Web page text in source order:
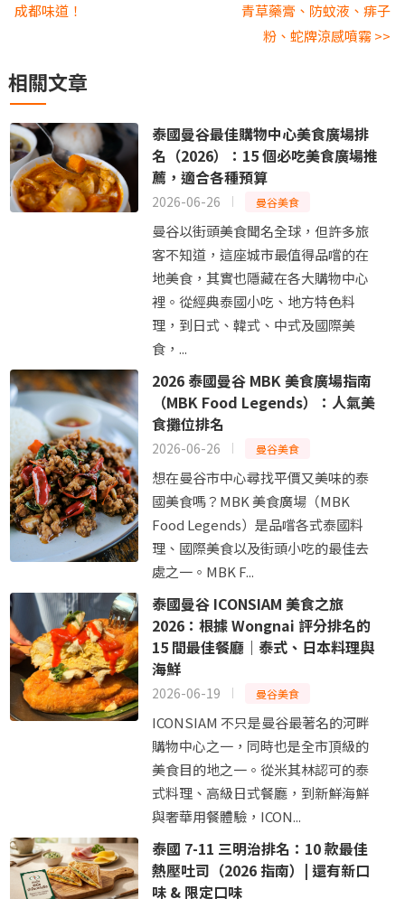
成都味道！
青草藥膏、防蚊液、痱子
粉、蛇牌涼感噴霧 >>
相關文章
泰國曼谷最佳購物中心美食廣場排
名（2026）：15 個必吃美食廣場推
薦，適合各種預算
2026-06-26 曼谷美食
曼谷以街頭美食聞名全球，但許多旅
客不知道，這座城市最值得品嚐的在
地美食，其實也隱藏在各大購物中心
裡。從經典泰國小吃、地方特色料
理，到日式、韓式、中式及國際美
食，...
2026 泰國曼谷 MBK 美食廣場指南
（MBK Food Legends）：人氣美
食攤位排名
2026-06-26 曼谷美食
想在曼谷市中心尋找平價又美味的泰
國美食嗎？MBK 美食廣場（MBK
Food Legends）是品嚐各式泰國料
理、國際美食以及街頭小吃的最佳去
處之一。MBK F...
泰國曼谷 ICONSIAM 美食之旅
2026：根據 Wongnai 評分排名的
15 間最佳餐廳｜泰式、日本料理與
海鮮
2026-06-19 曼谷美食
ICONSIAM 不只是曼谷最著名的河畔
購物中心之一，同時也是全市頂級的
美食目的地之一。從米其林認可的泰
式料理、高級日式餐廳，到新鮮海鮮
與奢華用餐體驗，ICON...
泰國 7-11 三明治排名：10 款最佳
熱壓吐司（2026 指南）| 還有新口
味 & 限定口味